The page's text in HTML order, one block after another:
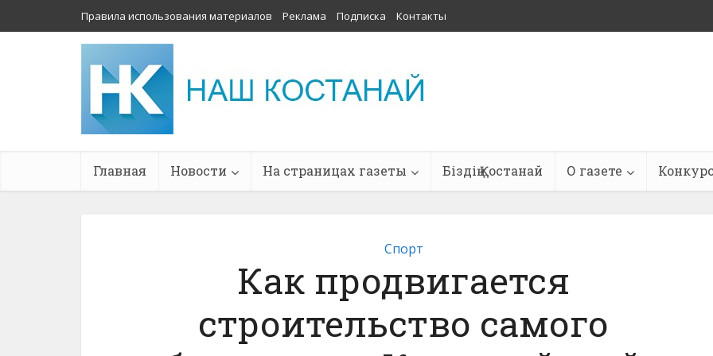
Правила использования материалов Реклама Подписка Контакты
Главная Новости На страницах газеты Біздің Қостанай О газете
Спорт
Как продвигается
строительство самого